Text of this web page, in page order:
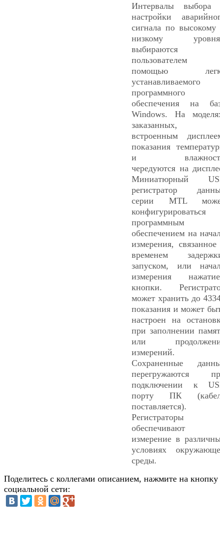
Интервалы выбора
настройки
сигнала по высокому
низкому
выбираются
пользователем
помощью
устанавливаемого
программного
обеспечения на
Windows. На
заказанных,
встроенным
показания
и
чередуются на
Миниатюрный
регистратор
серии MTL
конфигурироваться
программным
обеспечением на
измерения,
временем
запуском, или
измерения
кнопки.
может хранить до
показания и может
настроен на
при заполнении
или
измерений.
Сохраненные
перегружаются
подключении к
порту ПК
поставляется).
Регистраторы
обеспечивают
измерение в
условиях
среды.
Поделитесь с коллегами описанием, нажмите на кнопку
социальной сети: